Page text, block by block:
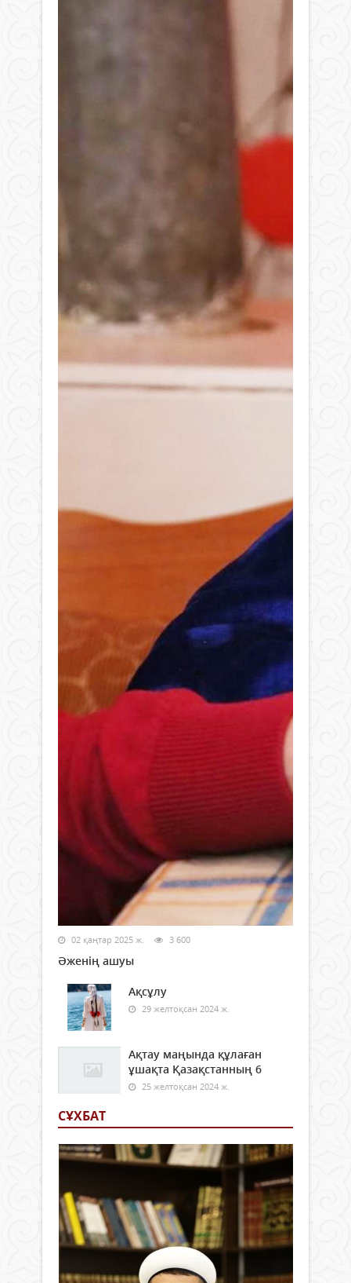
02 қаңтар 2025 ж. 3 600
Әженің ашуы
Ақсұлу
29 желтоқсан 2024 ж.
Ақтау маңында құлаған
ұшақта Қазақстанның 6
25 желтоқсан 2024 ж.
СҰХБАТ